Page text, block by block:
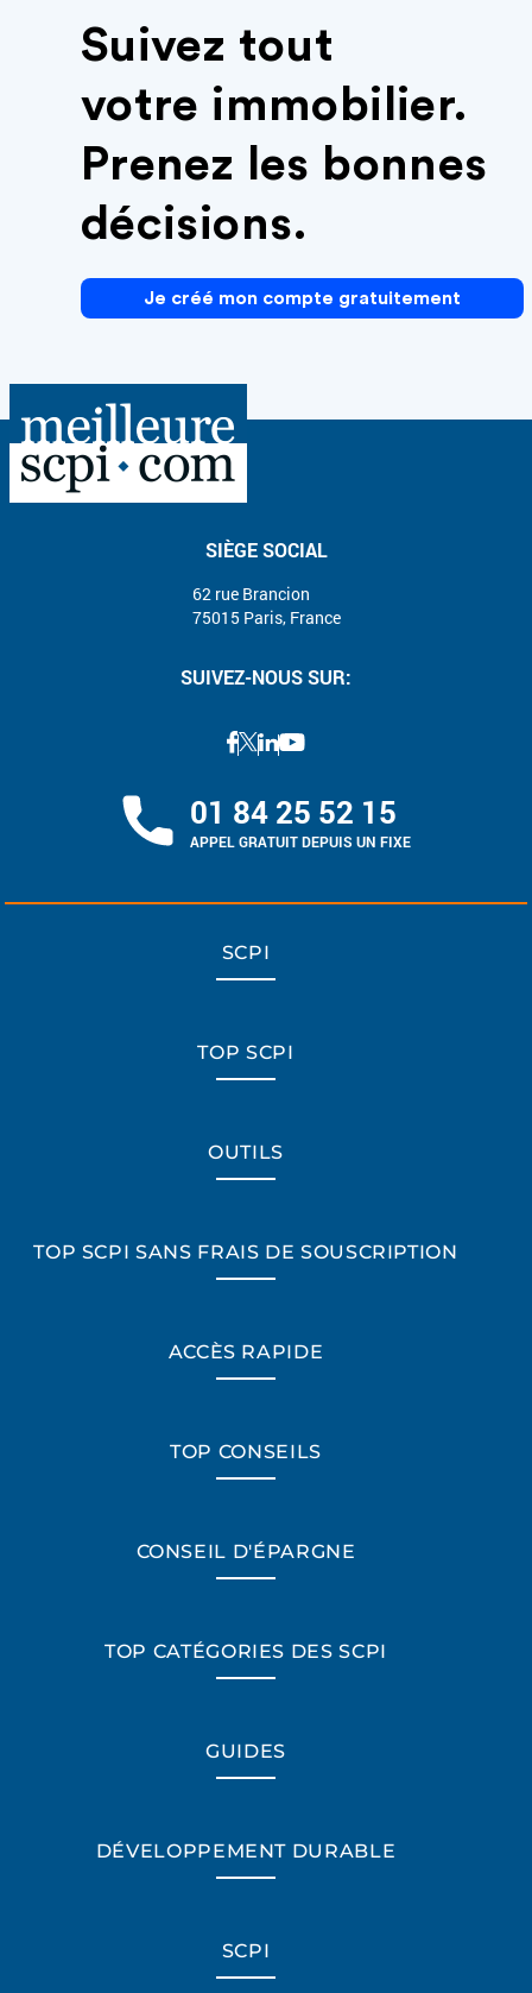
Suivez tout
votre immobilier.
Prenez les bonnes
décisions.
Je créé mon compte gratuitement
SIÈGE SOCIAL
62 rue Brancion
75015 Paris, France
SUIVEZ-NOUS SUR:
01 84 25 52 15
APPEL GRATUIT DEPUIS UN FIXE
SCPI
TOP SCPI
OUTILS
TOP SCPI SANS FRAIS DE SOUSCRIPTION
ACCÈS RAPIDE
TOP CONSEILS
CONSEIL D'ÉPARGNE
TOP CATÉGORIES DES SCPI
GUIDES
DÉVELOPPEMENT DURABLE
SCPI